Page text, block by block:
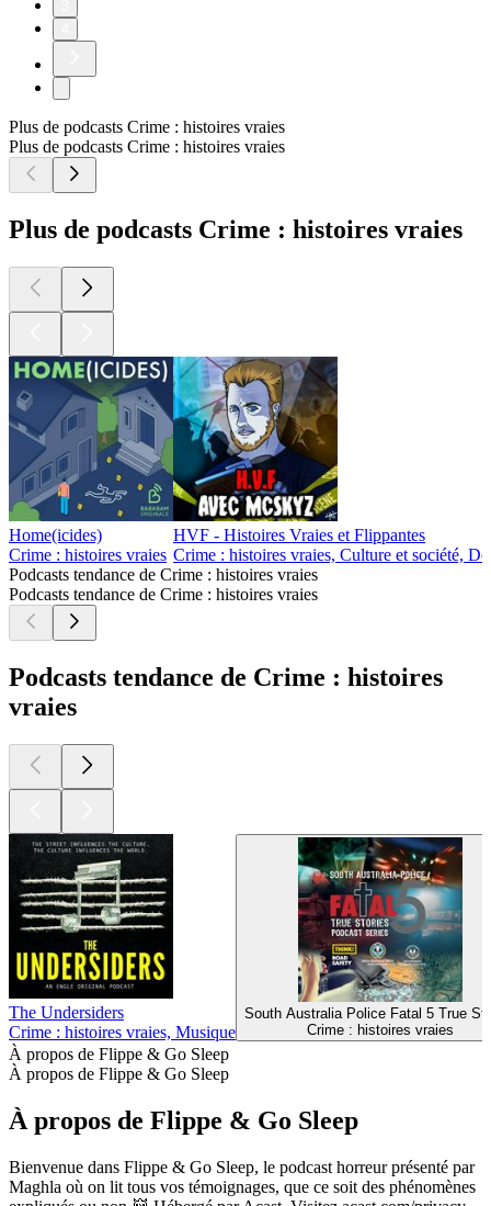
Plus de podcasts Crime : histoires vraies
Plus de podcasts Crime : histoires vraies
Plus de podcasts Crime : histoires vraies
Home(icides)
Crime : histoires vraies
HVF - Histoires Vraies et Flippantes
Crime : histoires vraies, Culture et société,
Podcasts tendance de Crime : histoires vraies
Podcasts tendance de Crime : histoires vraies
Podcasts tendance de Crime : histoires
vraies
The Undersiders
Crime : histoires vraies, Musique
South Australia Police Fatal 5 True
Crime : histoires vraies
À propos de Flippe & Go Sleep
À propos de Flippe & Go Sleep
À propos de Flippe & Go Sleep
Bienvenue dans Flippe & Go Sleep, le podcast horreur présenté par
Maghla où on lit tous vos témoignages, que ce soit des phénomènes